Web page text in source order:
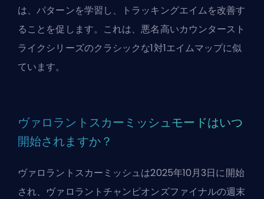
は、パターンを学習し、トラッキングエイムを改善す
ることを促します。これは、悪名高いカウンタースト
ライクシリーズのクラシックな1対1エイムマップに似
ています。
ヴァロラントスカーミッシュモードはいつ
開始されますか？
ヴァロラントスカーミッシュは2025年10月3日に開始
され、ヴァロラントチャンピオンズファイナルの週末